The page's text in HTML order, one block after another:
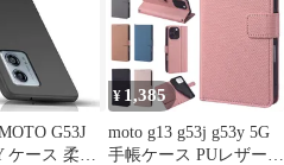
抗ウイルス
G53J
ケース 柔軟
¥ 1,385
moto g13 g53j g53y 5G
手帳ケース PUレザー